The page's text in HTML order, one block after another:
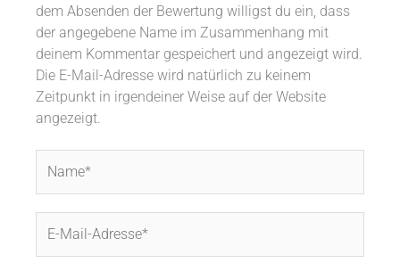
dem Absenden der Bewertung willigst du ein, dass
der angegebene Name im Zusammenhang mit
deinem Kommentar gespeichert und angezeigt wird.
Die E-Mail-Adresse wird natürlich zu keinem
Zeitpunkt in irgendeiner Weise auf der Website
angezeigt.
Mail-